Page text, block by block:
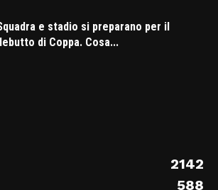
e stadio si preparano per il
di Coppa. Cosa...
2142
588